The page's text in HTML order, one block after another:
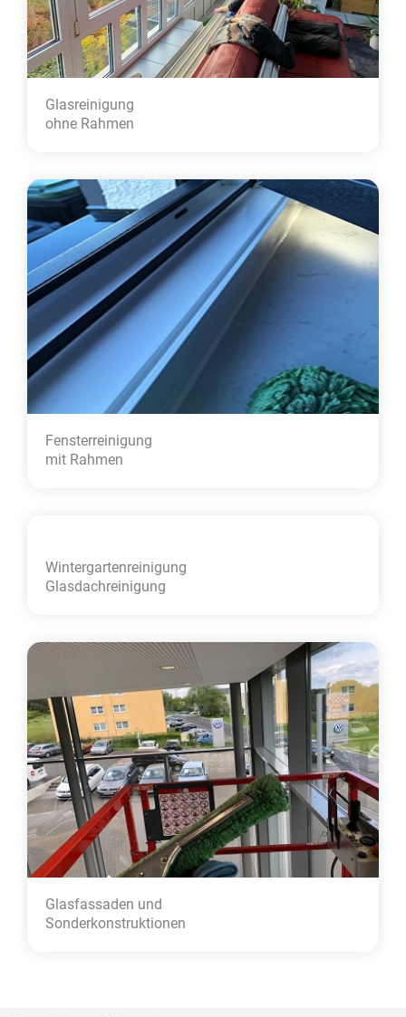
Glasreinigung
ohne Rahmen
Fensterreinigung
mit Rahmen
Wintergarten­reinigung
Glasdachreinigung
Glasfassaden und
Sonder­konstruktionen